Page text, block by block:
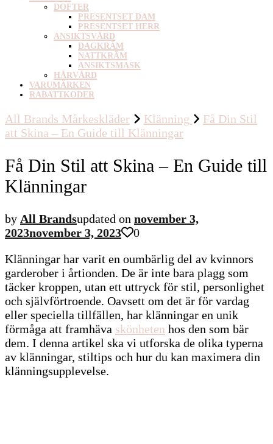
DOFTER
PRESENTSET DAM
PRESENTSET HERR
ANSIKTSVÅRD
DAGKRÄM
NATTKRÄM
ANSIKTSMASK
HÅRVÅRD
VARUMÄRKEN
RABATTKODER
All Brands Mårkeskläder Klänning
Få Din Stil
att Skina – En Guide till Klänningar
Få Din Stil att Skina – En Guide till
Klänningar
by All Brandsupdated on november 3,
2023november 3, 2023
0
Klänningar har varit en oumbärlig del av kvinnors
garderober i årtionden. De är inte bara plagg som
täcker kroppen, utan ett uttryck för stil, personlighet
och självförtroende. Oavsett om det är för vardag
eller speciella tillfällen, har klänningar en unik
förmåga att framhäva skönheten hos den som bär
dem. I denna artikel ska vi utforska de olika typerna
av klänningar, stiltips och hur du kan maximera din
klänningsupplevelse.